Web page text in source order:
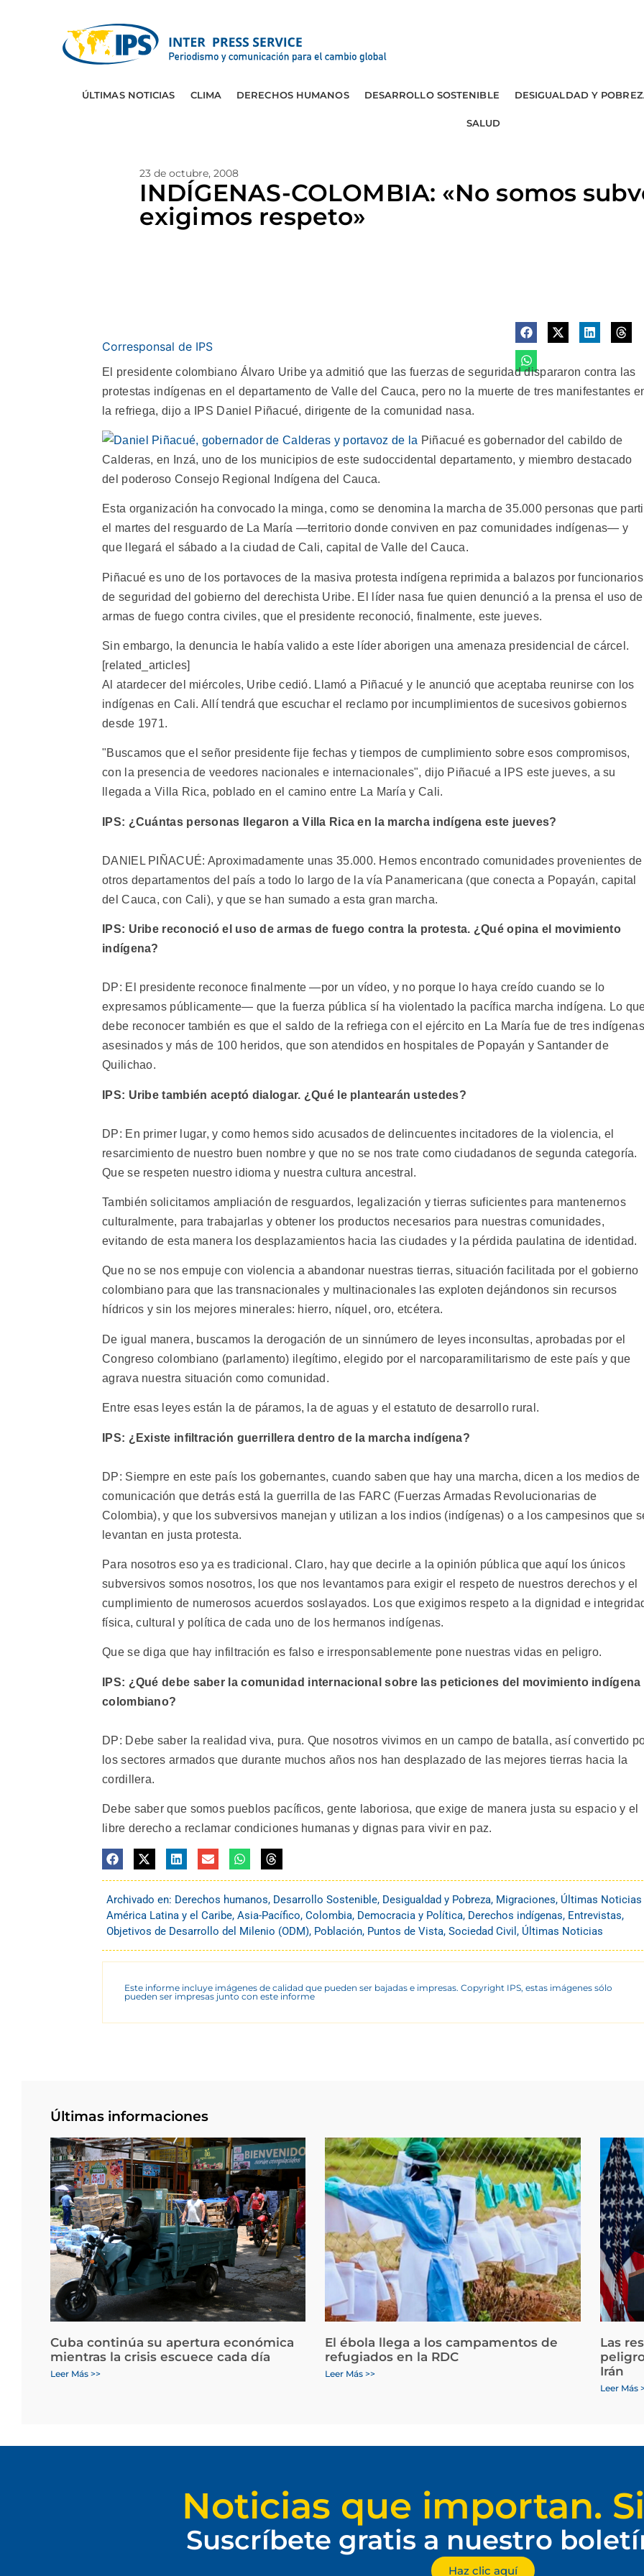
ÚLTIMAS NOTICIAS CLIMA DERECHOS HUMANOS DESARROLLO SOSTENIBLE DESIGUALDAD Y
SALUD
23 de octubre, 2008
INDÍGENAS-COLOMBIA: «No somos
exigimos respeto»
Corresponsal de IPS
El presidente colombiano Álvaro Uribe ya admitió que las fuerzas de seguridad dispararon contra las
protestas indígenas en el departamento de Valle del Cauca, pero no la muerte de tres manifestantes
la refriega, dijo a IPS Daniel Piñacué, dirigente de la comunidad nasa.
Piñacué es gobernador del cabildo de
Calderas, en Inzá, uno de los municipios de este sudoccidental departamento, y miembro destacado
del poderoso Consejo Regional Indígena del Cauca.
Esta organización ha convocado la minga, como se denomina la marcha de 35.000 personas que
el martes del resguardo de La María —territorio donde conviven en paz comunidades indígenas— y
que llegará el sábado a la ciudad de Cali, capital de Valle del Cauca.
Piñacué es uno de los portavoces de la masiva protesta indígena reprimida a balazos por funcionarios
de seguridad del gobierno del derechista Uribe. El líder nasa fue quien denunció a la prensa el uso de
armas de fuego contra civiles, que el presidente reconoció, finalmente, este jueves.
Sin embargo, la denuncia le había valido a este líder aborigen una amenaza presidencial de cárcel.
[related_articles]
Al atardecer del miércoles, Uribe cedió. Llamó a Piñacué y le anunció que aceptaba reunirse con los
indígenas en Cali. Allí tendrá que escuchar el reclamo por incumplimientos de sucesivos gobiernos
desde 1971.
"Buscamos que el señor presidente fije fechas y tiempos de cumplimiento sobre esos compromisos,
con la presencia de veedores nacionales e internacionales", dijo Piñacué a IPS este jueves, a su
llegada a Villa Rica, poblado en el camino entre La María y Cali.
IPS: ¿Cuántas personas llegaron a Villa Rica en la marcha indígena este jueves?
DANIEL PIÑACUÉ: Aproximadamente unas 35.000. Hemos encontrado comunidades provenientes de
otros departamentos del país a todo lo largo de la vía Panamericana (que conecta a Popayán, capital
del Cauca, con Cali), y que se han sumado a esta gran marcha.
IPS: Uribe reconoció el uso de armas de fuego contra la protesta. ¿Qué opina el movimiento
indígena?
DP: El presidente reconoce finalmente —por un vídeo, y no porque lo haya creído cuando se lo
expresamos públicamente— que la fuerza pública sí ha violentado la pacífica marcha indígena. Lo
debe reconocer también es que el saldo de la refriega con el ejército en La María fue de tres indígenas
asesinados y más de 100 heridos, que son atendidos en hospitales de Popayán y Santander de
Quilichao.
IPS: Uribe también aceptó dialogar. ¿Qué le plantearán ustedes?
DP: En primer lugar, y como hemos sido acusados de delincuentes incitadores de la violencia, el
resarcimiento de nuestro buen nombre y que no se nos trate como ciudadanos de segunda categoría.
Que se respeten nuestro idioma y nuestra cultura ancestral.
También solicitamos ampliación de resguardos, legalización y tierras suficientes para mantenernos
culturalmente, para trabajarlas y obtener los productos necesarios para nuestras comunidades,
evitando de esta manera los desplazamientos hacia las ciudades y la pérdida paulatina de identidad.
Que no se nos empuje con violencia a abandonar nuestras tierras, situación facilitada por el gobierno
colombiano para que las transnacionales y multinacionales las exploten dejándonos sin recursos
hídricos y sin los mejores minerales: hierro, níquel, oro, etcétera.
De igual manera, buscamos la derogación de un sinnúmero de leyes inconsultas, aprobadas por el
Congreso colombiano (parlamento) ilegítimo, elegido por el narcoparamilitarismo de este país y que
agrava nuestra situación como comunidad.
Entre esas leyes están la de páramos, la de aguas y el estatuto de desarrollo rural.
IPS: ¿Existe infiltración guerrillera dentro de la marcha indígena?
DP: Siempre en este país los gobernantes, cuando saben que hay una marcha, dicen a los medios de
comunicación que detrás está la guerrilla de las FARC (Fuerzas Armadas Revolucionarias de
Colombia), y que los subversivos manejan y utilizan a los indios (indígenas) o a los campesinos que
levantan en justa protesta.
Para nosotros eso ya es tradicional. Claro, hay que decirle a la opinión pública que aquí los únicos
subversivos somos nosotros, los que nos levantamos para exigir el respeto de nuestros derechos y el
cumplimiento de numerosos acuerdos soslayados. Los que exigimos respeto a la dignidad e
física, cultural y política de cada uno de los hermanos indígenas.
Que se diga que hay infiltración es falso e irresponsablemente pone nuestras vidas en peligro.
IPS: ¿Qué debe saber la comunidad internacional sobre las peticiones del movimiento indígena
colombiano?
DP: Debe saber la realidad viva, pura. Que nosotros vivimos en un campo de batalla, así convertido
los sectores armados que durante muchos años nos han desplazado de las mejores tierras hacia la
cordillera.
Debe saber que somos pueblos pacíficos, gente laboriosa, que exige de manera justa su espacio y el
libre derecho a reclamar condiciones humanas y dignas para vivir en paz.
Archivado en: Derechos humanos, Desarrollo Sostenible, Desigualdad y Pobreza, Migraciones, Últimas Noticias
América Latina y el Caribe, Asia-Pacífico, Colombia, Democracia y Política, Derechos indígenas, Entrevistas,
Objetivos de Desarrollo del Milenio (ODM), Población, Puntos de Vista, Sociedad Civil , Últimas Noticias
Este informe incluye imágenes de calidad que pueden ser bajadas e impresas. Copyright IPS, estas imágenes sólo
pueden ser impresas junto con este informe
Últimas informaciones
Cuba continúa su apertura económica
mientras la crisis escuece cada día
Leer Más >>
El ébola llega a los campamentos de
refugiados en la RDC
Leer Más >>
Las
Irán
Leer Más
Noticias que importan.
Suscríbete gratis a nuestro
Haz clic aquí